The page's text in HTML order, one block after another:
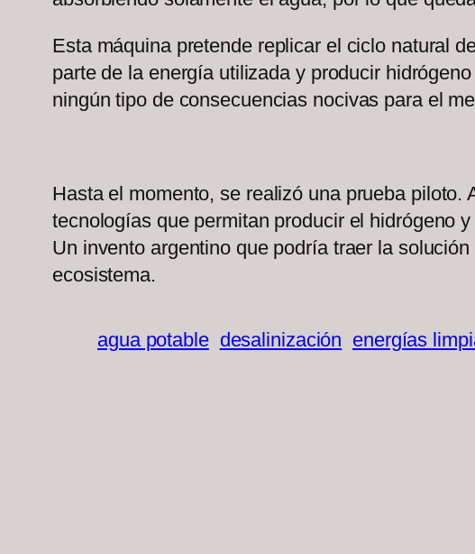
Esta máquina pretende replicar el ciclo natural
parte de la energía utilizada y producir
ningún tipo de consecuencias nocivas para el
Hasta el momento, se realizó una prueba
tecnologías que permitan producir el hidrógeno y
Un invento argentino que podría traer la
ecosistema.
agua potable desalinización energías